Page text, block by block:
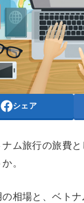
シェア
ム旅行の旅費
。
相場と、ベト